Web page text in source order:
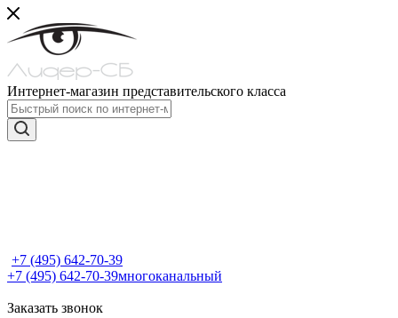
Интернет-магазин представительского класса
+7 (495) 642-70-39
+7 (495) 642-70-39многоканальный
Заказать звонок